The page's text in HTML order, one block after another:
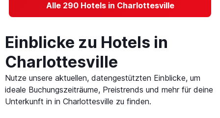
Alle 290 Hotels in Charlottesville
Einblicke zu Hotels in
Charlottesville
Nutze unsere aktuellen, datengestützten Einblicke, um
ideale Buchungszeiträume, Preistrends und mehr für deine
Unterkunft in in Charlottesville zu finden.